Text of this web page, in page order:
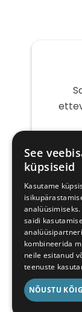
post
See
küpsiseid
Kasutame
saidi
kombineerida
neile esitanud
teenuste
NÕUSTU